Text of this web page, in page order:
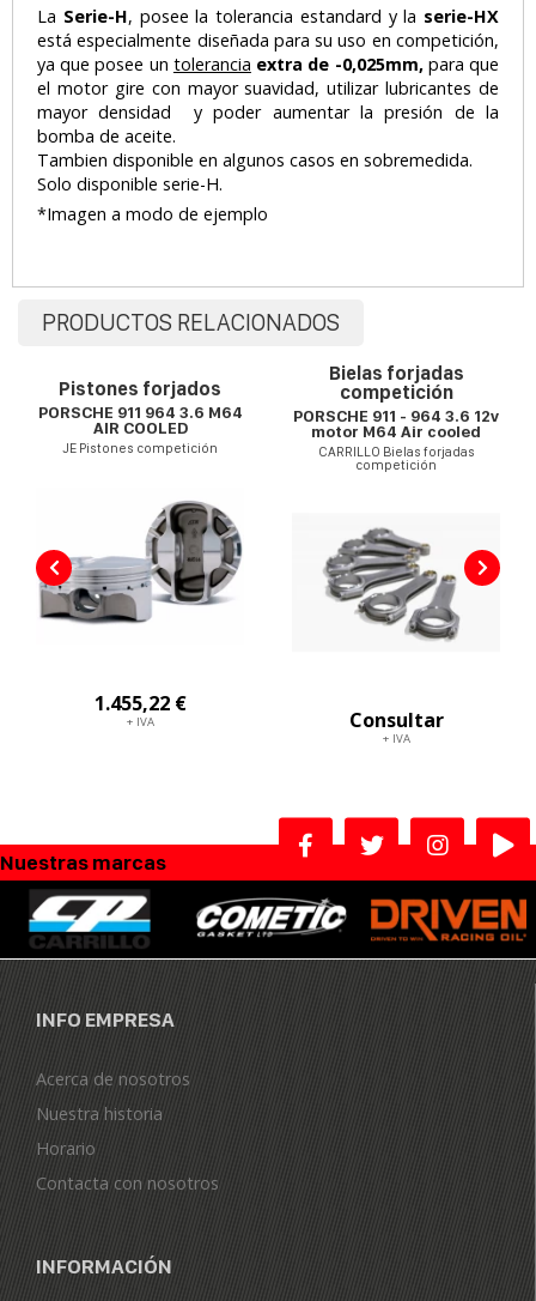
La Serie-H, posee la tolerancia estandard y la serie-HX
está especialmente diseñada para su uso en competición,
ya que posee un tolerancia extra de -0,025mm,para que
el motor gire con mayor suavidad, utilizar lubricantes de
mayor densidad y poder aumentar la presión de la
bomba de aceite.
Tambien disponible en algunos casos en sobremedida.
Solo disponible serie-H.
*Imagen a modo de ejemplo
PRODUCTOS RELACIONADOS
Pistones forjados
PORSCHE 911 964 3.6 M64
AIR COOLED
JE Pistones competición
1.455,22 €
+ IVA
Bielas forjadas
competición
PORSCHE 911 - 964 3.6 12v
motor M64 Air cooled
CARRILLO Bielas forjadas
competición
Consultar
+ IVA
Nuestras marcas
INFO EMPRESA
Acerca de nosotros
Nuestra historia
Horario
Contacta con nosotros
INFORMACIÓN